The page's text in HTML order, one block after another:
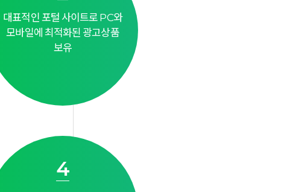
대표적인 포털 사이트로 PC와
모바일에 최적화된 광고상품
보유
4